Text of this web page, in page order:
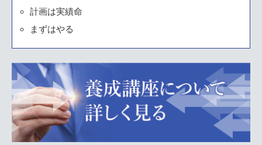
計画は実績命
まずはやる